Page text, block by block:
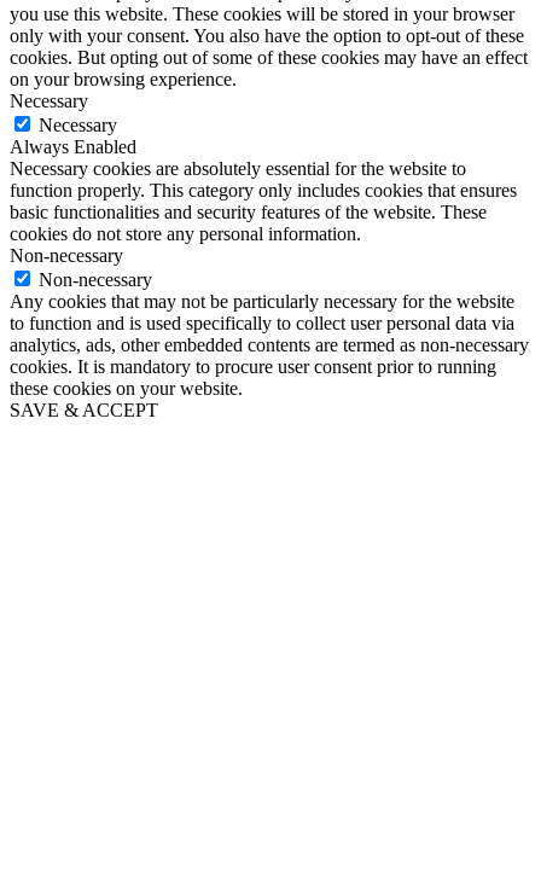
you use this website. These cookies will be stored in your browser
only with your consent. You also have the option to opt-out of these
cookies. But opting out of some of these cookies may have an effect
on your browsing experience.
Necessary
Necessary
Always Enabled
Necessary cookies are absolutely essential for the website to
function properly. This category only includes cookies that ensures
basic functionalities and security features of the website. These
cookies do not store any personal information.
Non-necessary
Non-necessary
Any cookies that may not be particularly necessary for the website
to function and is used specifically to collect user personal data via
analytics, ads, other embedded contents are termed as non-necessary
cookies. It is mandatory to procure user consent prior to running
these cookies on your website.
SAVE & ACCEPT